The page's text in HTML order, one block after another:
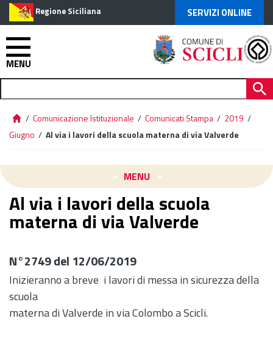
Regione Siciliana SERVIZI ONLINE
MENU
/ Comunicazione Istituzionale / Comunicati Stampa / 2019 /
Giugno / Al via i lavori della scuola materna di via Valverde
MENU
Al via i lavori della scuola
materna di via Valverde
N°2749 del 12/06/2019
Inizieranno a breve i lavori di messa in sicurezza della
scuola
materna di Valverde in via Colombo a Scicli.